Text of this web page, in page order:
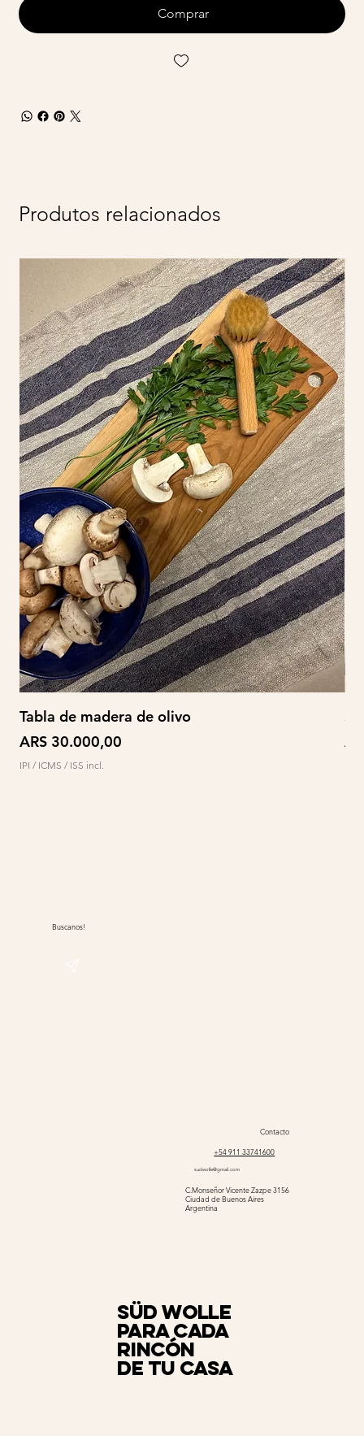
Comprar
Produtos relacionados
Tabla de madera de olivo
Preço
ARS 30.000,00
IPI / ICMS / ISS incl.
Buscanos!
Süd Wolle
para cada
rincón
de tu casa
Contacto
+54 911 33741600
sudwolle@gmail.com
C.Monseñor Vicente Zazpe 3156
Ciudad de Buenos Aires
Argentina